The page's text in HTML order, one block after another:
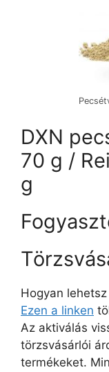
DXN
70 g /
g
Hogyan
Ezen a linken
Az aktiválás
törzsvásárlói
termékeket.